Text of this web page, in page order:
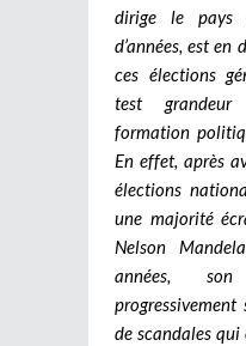
dirige le pays
d’années, est
ces élections
test
formation
En effet, après
élections
une majorité
Nelson
années,
progressivement
de scandales